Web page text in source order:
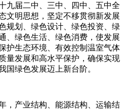
九届二中、三中、四中、五中全
文明思想，坚定不移贯彻新发展
规划、绿色设计、绿色投资、绿
、绿色生活、绿色消费，使发展
护生态环境、有效控制温室气体
量发展和高水平保护，确保实现
国绿色发展迈上新台阶。
年，产业结构、能源结构、运输结